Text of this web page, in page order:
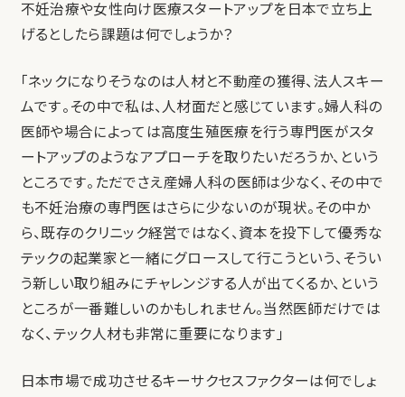
不妊治療や女性向け医療スタートアップを日本で立ち上
げるとしたら課題は何でしょうか？
「ネックになりそうなのは人材と不動産の獲得、法人スキー
ムです。その中で私は、人材面だと感じています。婦人科の
医師や場合によっては高度生殖医療を行う専門医がスタ
ートアップのようなアプローチを取りたいだろうか、という
ところです。ただでさえ産婦人科の医師は少なく、その中で
も不妊治療の専門医はさらに少ないのが現状。その中か
ら、既存のクリニック経営ではなく、資本を投下して優秀な
テックの起業家と一緒にグロースして行こうという、そうい
う新しい取り組みにチャレンジする人が出てくるか、という
ところが一番難しいのかもしれません。当然医師だけでは
なく、テック人材も非常に重要になります」
日本市場で成功させるキーサクセスファクターは何でしょ